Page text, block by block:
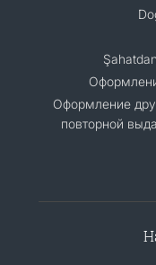
Оформление
повторной